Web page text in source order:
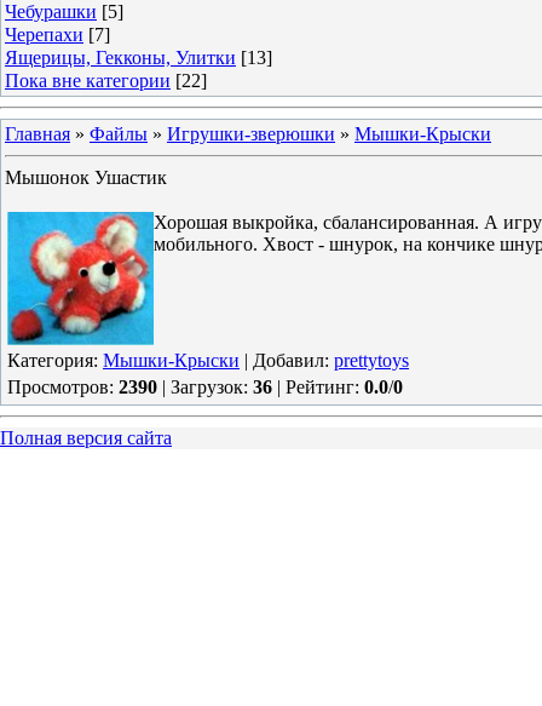
Чебурашки [5]
Черепахи [7]
Ящерицы, Гекконы, Улитки [13]
Пока вне категории [22]
Главная » Файлы » Игрушки-зверюшки » Мышки-Крыски
Мышонок Ушастик
Хорошая выкройка, сбалансированная. А
мобильного. Хвост - шнурок, на кончике
Категория: Мышки-Крыски | Добавил: prettytoys
Просмотров: 2390 | Загрузок: 36 | Рейтинг: 0.0/0
Полная версия сайта